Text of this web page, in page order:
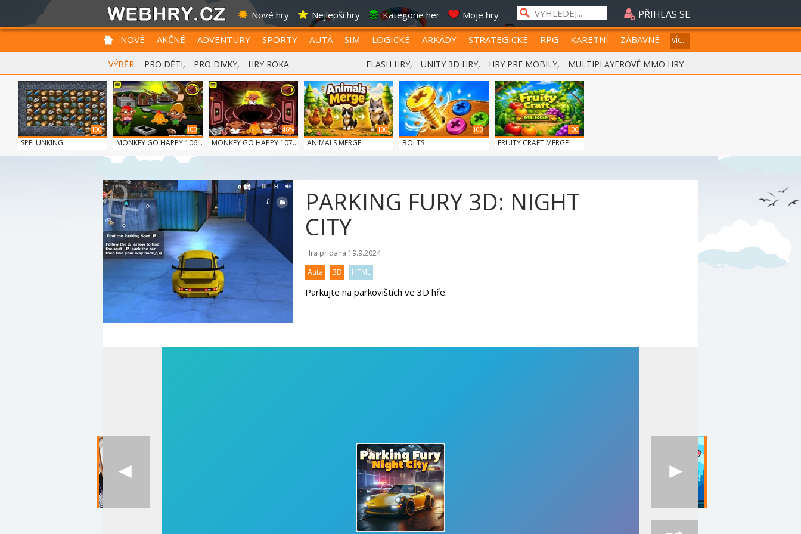
Nové hry Nejlepší hry Kategorie her Moje hry PŘIHLAS SE
NOVÉ AKČNÉ ADVENTURY SPORTY AUTÁ SIM LOGICKÉ ARKÁDY STRATEGICKÉ RPG KARETNÍ ZÁBAVNÉ VÍC...
VÝBĚR: PRO DĚTI, PRO DIVKY, HRY ROKA FLASH HRY, UNITY 3D HRY, HRY PRE MOBILY, MULTIPLAYEROVÉ MMO HRY
100
SPELUNKING
100
MONKEY GO HAPPY 106...
46%
MONKEY GO HAPPY 107...
100
ANIMALS MERGE
100
BOLTS
100
FRUITY CRAFT MERGE
PARKING FURY 3D: NIGHT
CITY
Hra pridaná 19.9.2024
Auta
3D HTML
Parkujte na parkovištích ve 3D hře.